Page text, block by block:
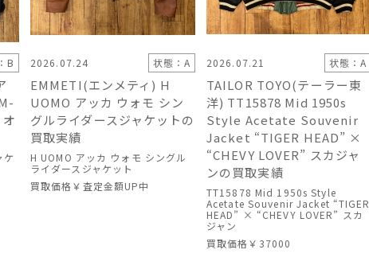
B
ケ
2026.07.24 状態：A
EMMETI(エンメティ) H
UOMO アッカ ウォモ シン
グルライダースジャケットの
買取実績
H UOMO アッカ ウォモ シングル
ライダースジャケット
買取価格 ￥査定金額UP中
2026.07.21 状態：A
TAILOR TOYO(テーラー東
洋) TT15878 Mid 1950s
Style Acetate Souvenir
Jacket “TIGER HEAD” ×
“CHEVY LOVER” スカジャ
ンの買取実績
TT15878 Mid 1950s Style
Acetate Souvenir Jacket “TIGER
HEAD” × “CHEVY LOVER” スカ
ジャン
買取価格 ￥37000